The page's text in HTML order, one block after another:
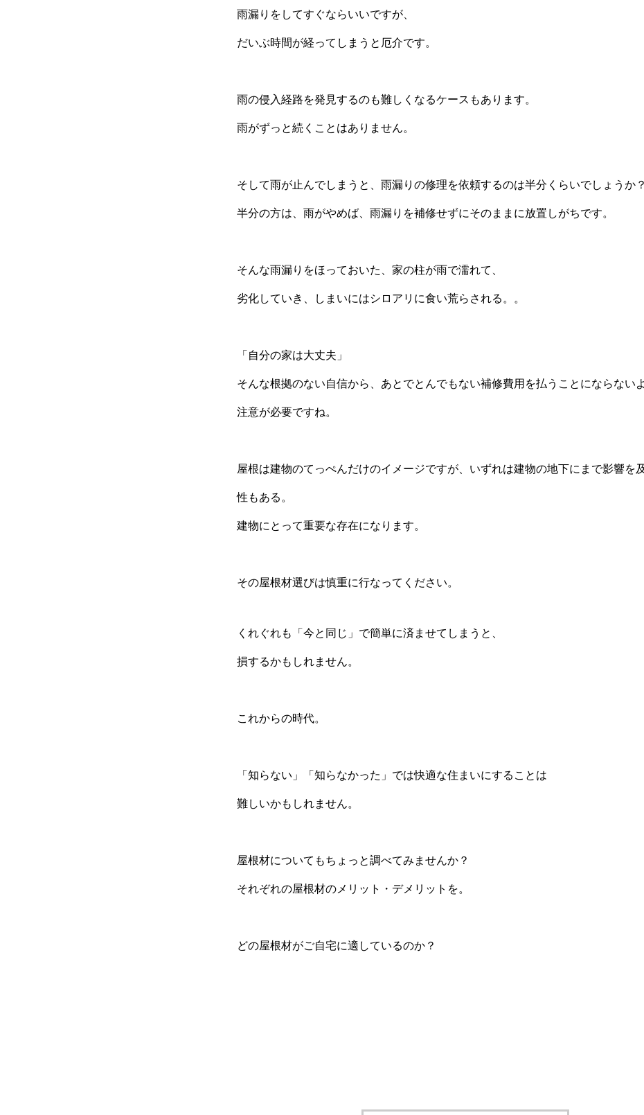
雨漏りをしてすぐならいいですが、
だいぶ時間が経ってしまうと厄介です。
雨の侵入経路を発見するのも難しくなるケースもあります。
雨がずっと続くことはありません。
そして雨が止んでしまうと、雨漏りの修理を依頼するのは半分くらいでしょうか？
半分の方は、雨がやめば、雨漏りを補修せずにそのままに放置しがちです。
そんな雨漏りをほっておいた、家の柱が雨で濡れて、
劣化していき、しまいにはシロアリに食い荒らされる。。
「自分の家は大丈夫」
そんな根拠のない自信から、あとでとんでもない補修費用を払うことにならない
注意が必要ですね。
屋根は建物のてっぺんだけのイメージですが、いずれは建物の地下にまで影響を
性もある。
建物にとって重要な存在になります。
その屋根材選びは慎重に行なってください。
くれぐれも「今と同じ」で簡単に済ませてしまうと、
損するかもしれません。
これからの時代。
「知らない」「知らなかった」では快適な住まいにすることは
難しいかもしれません。
屋根材についてもちょっと調べてみませんか？
それぞれの屋根材のメリット・デメリットを。
どの屋根材がご自宅に適しているのか？